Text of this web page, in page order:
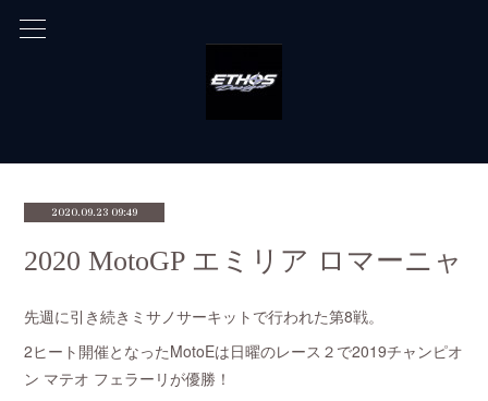
2020.09.23 09:49
2020 MotoGP エミリア ロマーニャ
先週に引き続きミサノサーキットで行われた第8戦。
2ヒート開催となったMotoEは日曜のレース２で2019チャンピオ
ン マテオ フェラーリが優勝！